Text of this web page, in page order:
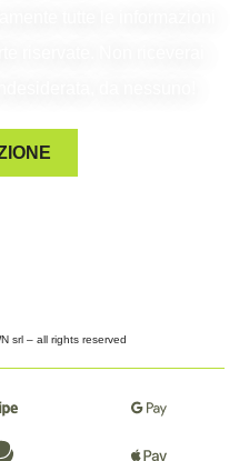
srl – all rights reserved